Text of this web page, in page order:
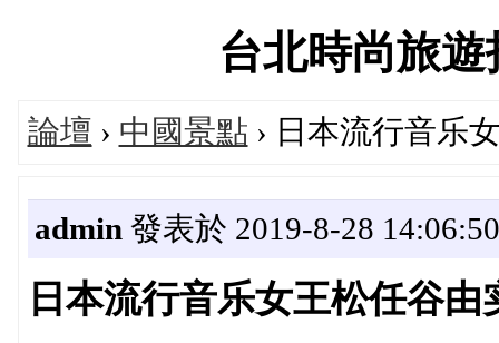
台北時尚旅
論壇 › 中國景點 › 日本流行音乐
admin 發表於 2019-8-28 14:06:50
日本流行音乐女王松任谷